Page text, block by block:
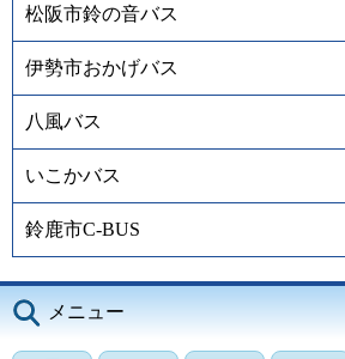
松阪市鈴の音バス
伊勢市おかげバス
八風バス
いこかバス
鈴鹿市C-BUS
メニュー